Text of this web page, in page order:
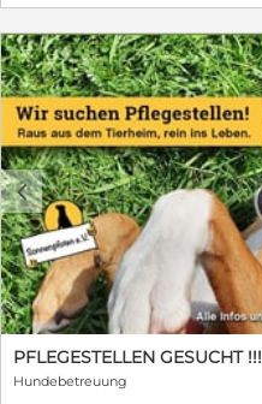
c
PFLEGESTELLEN GESUCHT !!!
Hundebetreuung